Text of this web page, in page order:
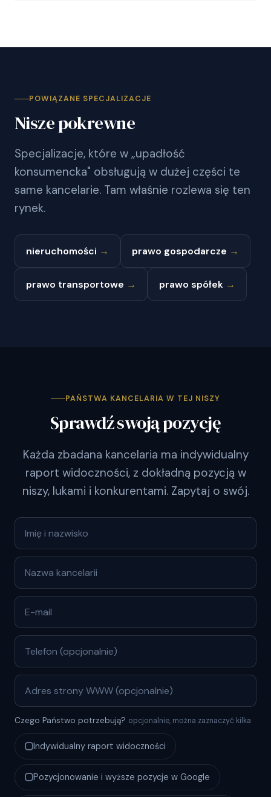
POWIĄZANE SPECJALIZACJE
Nisze pokrewne
Specjalizacje, które w „upadłość
konsumencka" obsługują w dużej części te
same kancelarie. Tam właśnie rozlewa się ten
rynek.
nieruchomości → prawo gospodarcze →
prawo transportowe → prawo spółek →
PAŃSTWA KANCELARIA W TEJ NISZY
Sprawdź swoją pozycję
Każda zbadana kancelaria ma indywidualny
raport widoczności, z dokładną pozycją w
niszy, lukami i konkurentami. Zapytaj o swój.
Czego Państwo potrzebują? opcjonalnie, można zaznaczyć kilka
Indywidualny raport widoczności
Pozycjonowanie i wyższe pozycje w Google